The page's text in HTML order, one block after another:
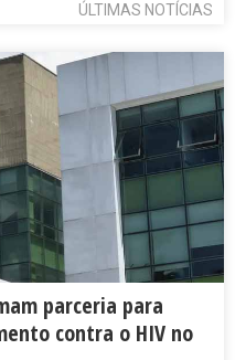
ÚLTIMAS NOTÍCIAS
parceria para
contra o HIV no